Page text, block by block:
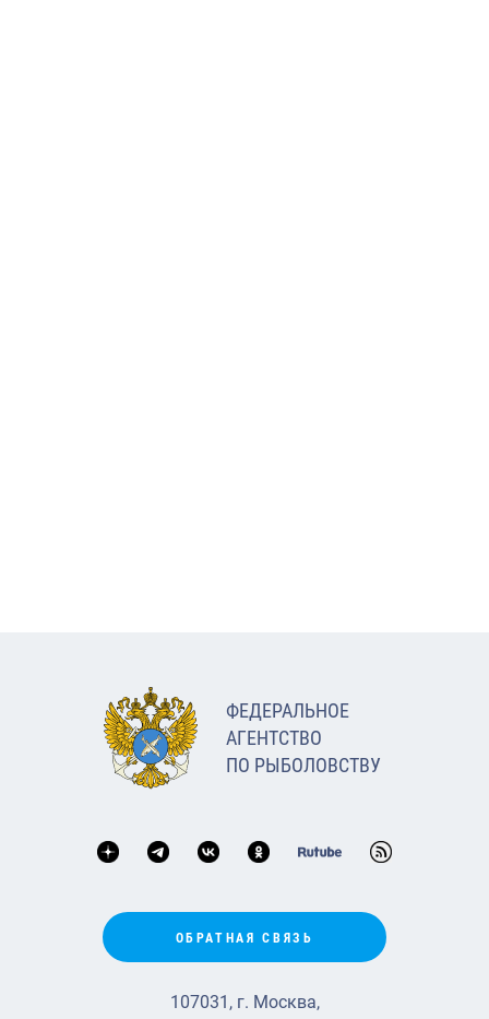
ФЕДЕРАЛЬНОЕ
АГЕНТСТВО
ПО РЫБОЛОВСТВУ
ОБРАТНАЯ СВЯЗЬ
107031, г. Москва,